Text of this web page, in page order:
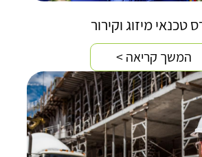
טכנאי מיזוג וקירור
המשך קריאה >